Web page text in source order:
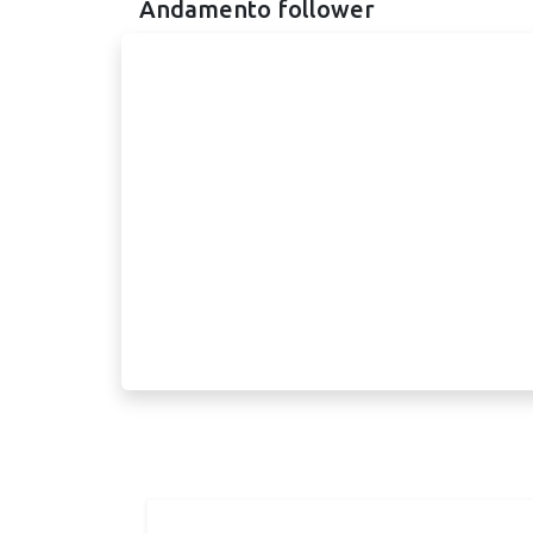
Andamento follower